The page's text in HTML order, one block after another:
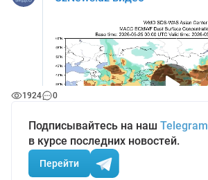
1924 0
Подписывайтесь на наш Telegram
в курсе последних новостей.
Перейти